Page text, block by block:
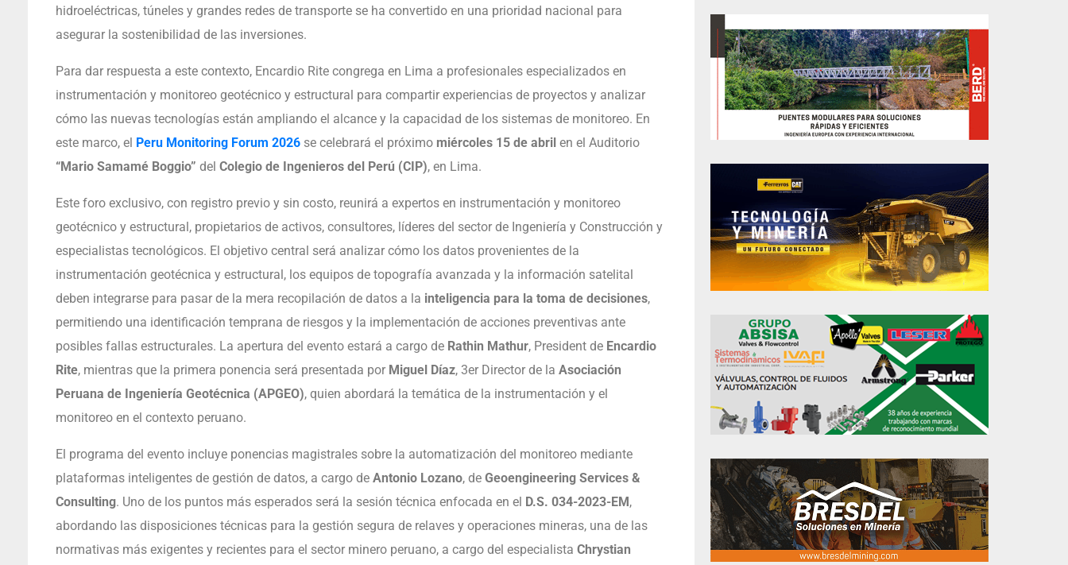
hidroeléctricas, túneles y grandes redes de transporte se ha convertido en una prioridad nacional para
asegurar la sostenibilidad de las inversiones.
Para dar respuesta a este contexto, Encardio Rite congrega en Lima a profesionales especializados en
instrumentación y monitoreo geotécnico y estructural para compartir experiencias de proyectos y analizar
cómo las nuevas tecnologías están ampliando el alcance y la capacidad de los sistemas de monitoreo. En
este marco, el Peru Monitoring Forum 2026 se celebrará el próximo miércoles 15 de abril en el Auditorio
“Mario Samamé Boggio” del Colegio de Ingenieros del Perú (CIP), en Lima.
Este foro exclusivo, con registro previo y sin costo, reunirá a expertos en instrumentación y monitoreo
geotécnico y estructural, propietarios de activos, consultores, líderes del sector de Ingeniería y Construcción y
especialistas tecnológicos. El objetivo central será analizar cómo los datos provenientes de la
instrumentación geotécnica y estructural, los equipos de topografía avanzada y la información satelital
deben integrarse para pasar de la mera recopilación de datos a la inteligencia para la toma de decisiones,
permitiendo una identificación temprana de riesgos y la implementación de acciones preventivas ante
posibles fallas estructurales. La apertura del evento estará a cargo de Rathin Mathur, President de Encardio
Rite, mientras que la primera ponencia será presentada por Miguel Díaz, 3er Director de la Asociación
Peruana de Ingeniería Geotécnica (APGEO), quien abordará la temática de la instrumentación y el
monitoreo en el contexto peruano.
El programa del evento incluye ponencias magistrales sobre la automatización del monitoreo mediante
plataformas inteligentes de gestión de datos, a cargo de Antonio Lozano, de Geoengineering Services &
Consulting. Uno de los puntos más esperados será la sesión técnica enfocada en el D.S. 034-2023-EM ,
abordando las disposiciones técnicas para la gestión segura de relaves y operaciones mineras, una de las
normativas más exigentes y recientes para el sector minero peruano, a cargo del especialista Chrystian